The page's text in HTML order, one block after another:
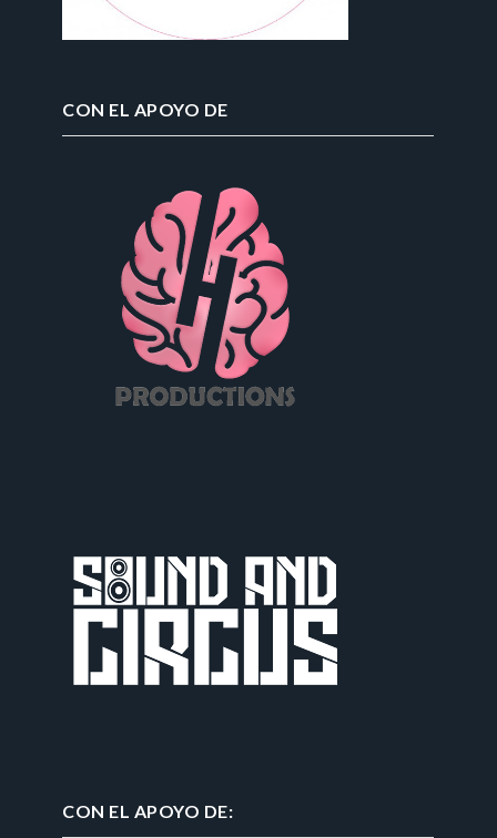
CON EL APOYO DE
CON EL APOYO DE: